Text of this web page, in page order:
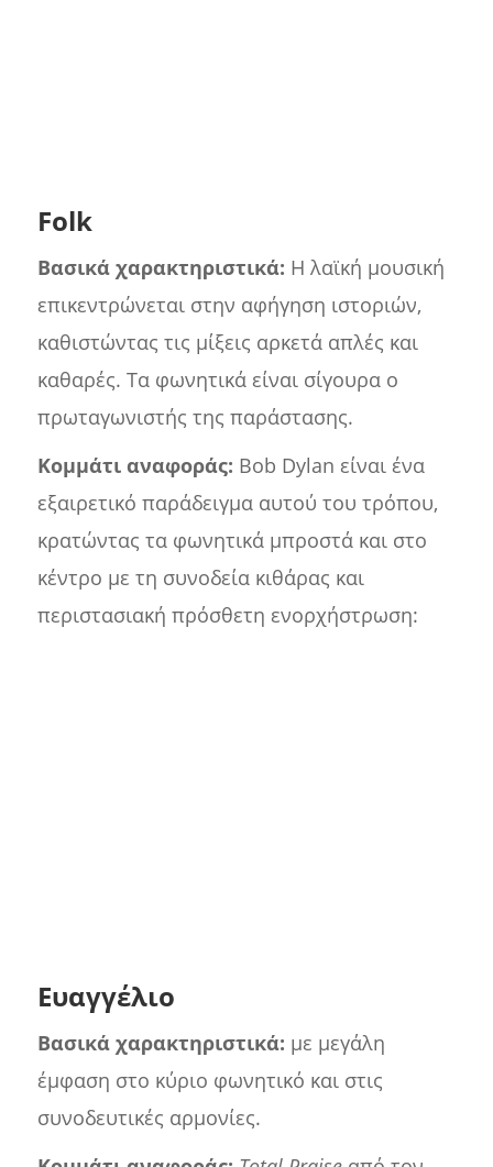
Folk
Βασικά χαρακτηριστικά: Η λαϊκή μουσική
επικεντρώνεται στην αφήγηση ιστοριών,
καθιστώντας τις μίξεις αρκετά απλές και
καθαρές. Τα φωνητικά είναι σίγουρα ο
πρωταγωνιστής της παράστασης.
Κομμάτι αναφοράς: Bob Dylan είναι ένα
εξαιρετικό παράδειγμα αυτού του τρόπου,
κρατώντας τα φωνητικά μπροστά και στο
κέντρο με τη συνοδεία κιθάρας και
περιστασιακή πρόσθετη ενορχήστρωση:
Ευαγγέλιο
Βασικά χαρακτηριστικά: με μεγάλη
έμφαση στο κύριο φωνητικό και στις
συνοδευτικές αρμονίες.